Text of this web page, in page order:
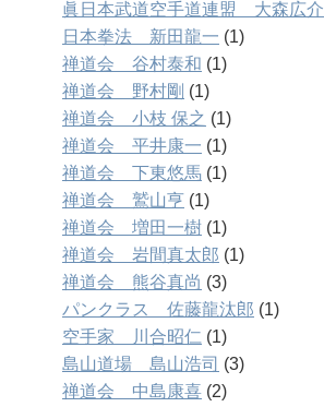
眞日本武道空手道連盟 大森広介
日本拳法 新田龍一 (1)
禅道会 谷村泰和 (1)
禅道会 野村剛 (1)
禅道会 小枝 保之 (1)
禅道会 平井康一 (1)
禅道会 下東悠馬 (1)
禅道会 鷲山亨 (1)
禅道会 増田一樹 (1)
禅道会 岩間真太郎 (1)
禅道会 熊谷真尚 (3)
パンクラス 佐藤龍汰郎 (1)
空手家 川合昭仁 (1)
島山道場 島山浩司 (3)
禅道会 中島康喜 (2)